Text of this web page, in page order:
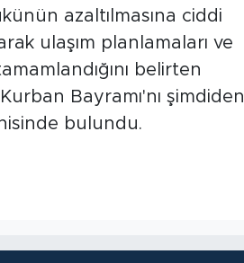
azaltılmasına ciddi
ulaşım planlamaları ve
belirten
Bayramı'nı şimdiden
bulundu.